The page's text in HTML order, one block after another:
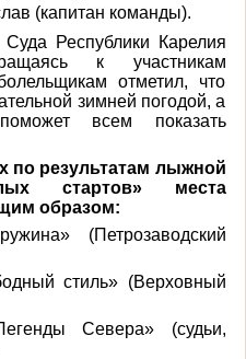
(капитан команды).
Республики Карелия
к участникам
отметил, что
зимней погодой, а
всем показать
по результатам лыжной
стартов» места
образом:
(Петрозаводский
стиль» (Верховный
Севера» (судьи,